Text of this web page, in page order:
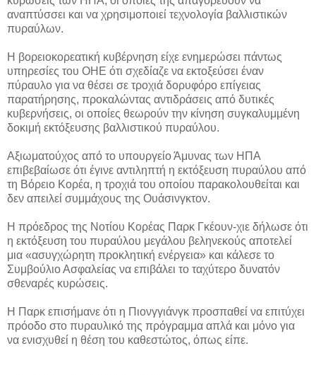
αναπτύσσει και να χρησιμοποιεί τεχνολογία βαλλιστικών
πυραύλων.
Η βορειοκορεατική κυβέρνηση είχε ενημερώσει πάντως
υπηρεσίες του ΟΗΕ ότι σχεδίαζε να εκτοξεύσει έναν
πύραυλο για να θέσει σε τροχιά δορυφόρο επίγειας
παρατήρησης, προκαλώντας αντιδράσεις από δυτικές
κυβερνήσεις, οι οποίες θεωρούν την κίνηση συγκαλυμμένη
δοκιμή εκτόξευσης βαλλιστικού πυραύλου.
Αξιωματούχος από το υπουργείο Άμυνας των ΗΠΑ
επιβεβαίωσε ότι έγινε αντιληπτή η εκτόξευση πυραύλου από
τη Βόρειο Κορέα, η τροχιά του οποίου παρακολουθείται και
δεν απειλεί συμμάχους της Ουάσινγκτον.
Η πρόεδρος της Νοτίου Κορέας Παρκ Γκέουν-χιε δήλωσε ότι
η εκτόξευση του πυραύλου μεγάλου βεληνεκούς αποτελεί
μια «ασυγχώρητη προκλητική ενέργεια» και κάλεσε το
Συμβούλιο Ασφαλείας να επιβάλει το ταχύτερο δυνατόν
σθεναρές κυρώσεις.
Η Παρκ επισήμανε ότι η Πιονγγιάνγκ προσπαθεί να επιτύχει
πρόοδο στο πυραυλικό της πρόγραμμα απλά και μόνο για
να ενισχυθεί η θέση του καθεστώτος, όπως είπε.